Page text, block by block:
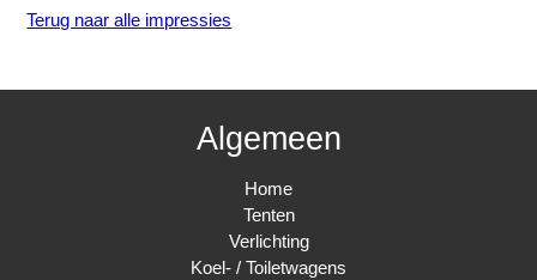
Terug naar alle impressies
Algemeen
Home
Tenten
Verlichting
Koel- / Toiletwagens